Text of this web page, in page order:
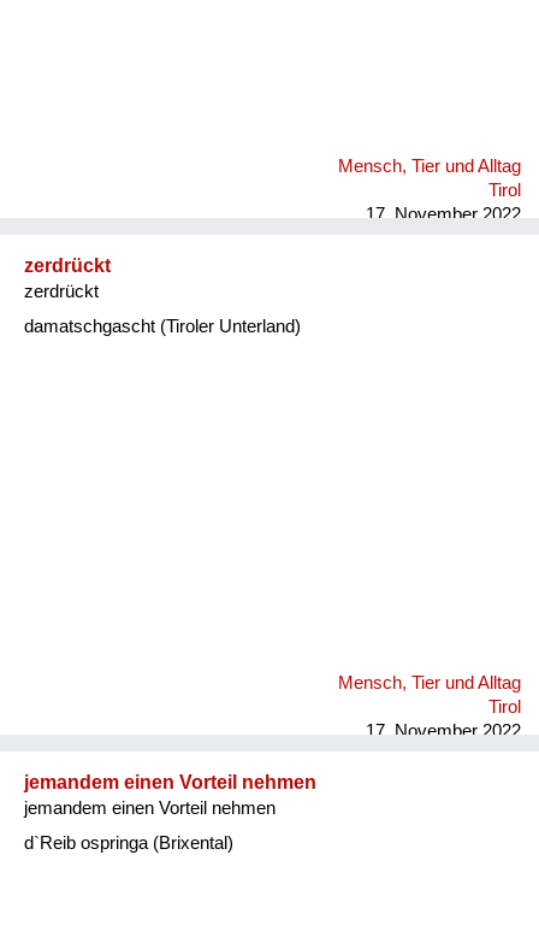
Mensch, Tier und Alltag
Tirol
17. November 2022
zerdrückt
zerdrückt
damatschgascht (Tiroler Unterland)
Mensch, Tier und Alltag
Tirol
17. November 2022
jemandem einen Vorteil nehmen
jemandem einen Vorteil nehmen
d`Reib ospringa (Brixental)